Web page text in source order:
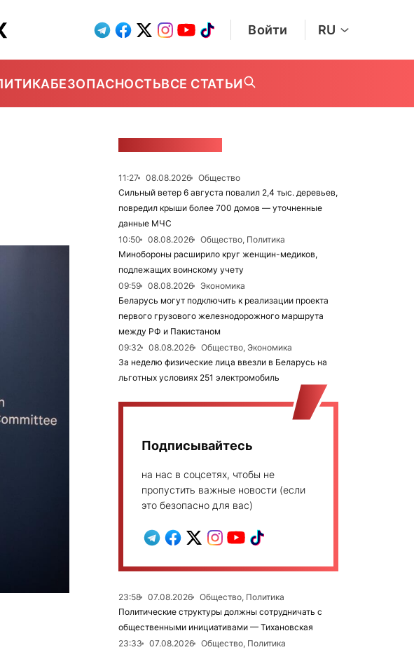
Войти RU
БЕЗОПАСНОСТЬВСЕ СТАТЬИ
11:27 08.08.2026
Общество
Сильный ветер 6 августа повалил 2,4 тыс. деревьев,
повредил крыши более 700 домов — уточненные
данные МЧС
10:50
08.08.2026
Общество, Политика
Минобороны расширило круг женщин-медиков,
подлежащих воинскому учету
09:59
08.08.2026
Экономика
Беларусь могут подключить к реализации проекта
первого грузового железнодорожного маршрута
между РФ и Пакистаном
09:32
08.08.2026
Общество, Экономика
За неделю физические лица ввезли в Беларусь на
льготных условиях 251 электромобиль
Подписывайтесь
на нас в соцсетях, чтобы не
пропустить важные новости (если
это безопасно для вас)
23:58 07.08.2026
Общество, Политика
Политические структуры должны сотрудничать с
общественными инициативами — Тихановская
23:33
07.08.2026
Общество, Политика